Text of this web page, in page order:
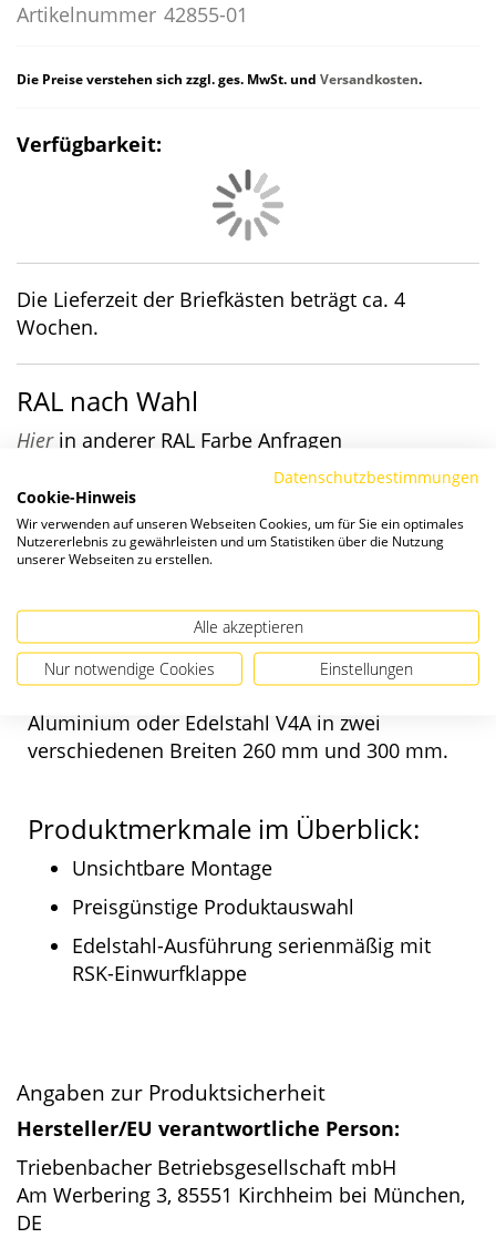
Artikelnummer 42855-01
Die Preise verstehen sich zzgl. ges. MwSt. und Versandkosten.
Verfügbarkeit:
Die Lieferzeit der Briefkästen beträgt ca. 4
Wochen.
RAL nach Wahl
Hierin anderer RAL Farbe Anfragen
Frontplatte inkl.
Einwurfklappe
Eine Frontplatten mit Einwurfklappe bietet eine
einfache Lösung im Renovierungsbereich.
Zudem ist sie sind für kleinere Wohneinheiten
bestens geeignet. Erhältlich aus Galfan-Stahl,
Aluminium oder Edelstahl V4A in zwei
verschiedenen Breiten 260 mm und 300 mm.
Produktmerkmale im Überblick:
Unsichtbare Montage
Preisgünstige Produktauswahl
Edelstahl-Ausführung serienmäßig mit
RSK-Einwurfklappe
Angaben zur Produktsicherheit
Hersteller/EU verantwortliche Person:
Triebenbacher Betriebsgesellschaft mbH
Am Werbering 3, 85551 Kirchheim bei München,
DE
Datenschutzbestimmungen
Cookie-Hinweis
Wir verwenden auf unseren Webseiten Cookies, um für Sie ein optimales
Nutzererlebnis zu gewährleisten und um Statistiken über die Nutzung
unserer Webseiten zu erstellen.
Alle akzeptieren
Nur notwendige Cookies Einstellungen